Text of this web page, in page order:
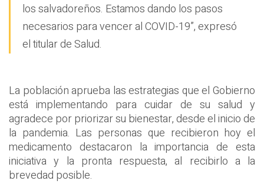
los salvadoreños. Estamos dando los pasos
necesarios para vencer al COVID-19”, expresó
el titular de Salud.
La población aprueba las estrategias que el Gobierno
está implementando para cuidar de su salud y
agradece por priorizar su bienestar, desde el inicio de
la pandemia. Las personas que recibieron hoy el
medicamento destacaron la importancia de esta
iniciativa y la pronta respuesta, al recibirlo a la
brevedad posible.